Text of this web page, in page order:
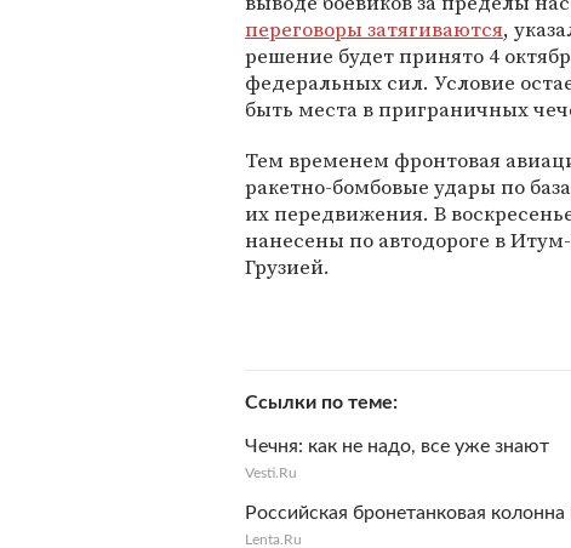
переговоры затягиваются,
решение будет принято 4
федеральных сил. Условие
быть места в приграничных
Тем временем фронтовая
ракетно-бомбовые удары по
их передвижения. В
нанесены по автодороге в
Грузией.
Ссылки по теме
Чечня: как не надо, все уже знают
Vesti.Ru
Российская бронетанковая
Lenta.Ru